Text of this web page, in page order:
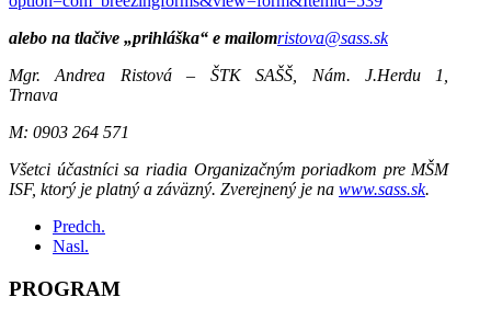
alebo na tlačive „prihláška“ e mailomristova@sass.sk
Mgr. Andrea Ristová – ŠTK SAŠŠ, Nám. J.Herdu 1,
Trnava
M: 0903 264 571
Všetci účastníci sa riadia Organizačným poriadkom pre MŠM
ISF, ktorý je platný a záväzný. Zverejnený je na www.sass.sk.
Predch.
Nasl.
PROGRAM